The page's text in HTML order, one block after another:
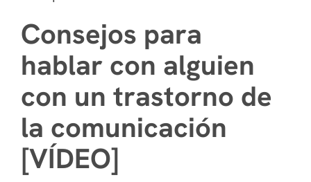
Consejos para
hablar con alguien
con un trastorno de
la comunicación
[VÍDEO]